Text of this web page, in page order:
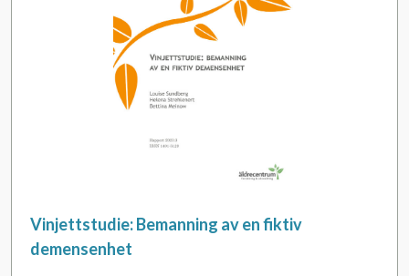
Vinjettstudie: Bemanning av en fiktiv
demensenhet